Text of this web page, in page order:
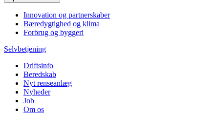
Innovation og partnerskaber
Bæredygtighed og klima
Forbrug og byggeri
Selvbetjening
Driftsinfo
Beredskab
Nyt renseanlæg
Nyheder
Job
Om os